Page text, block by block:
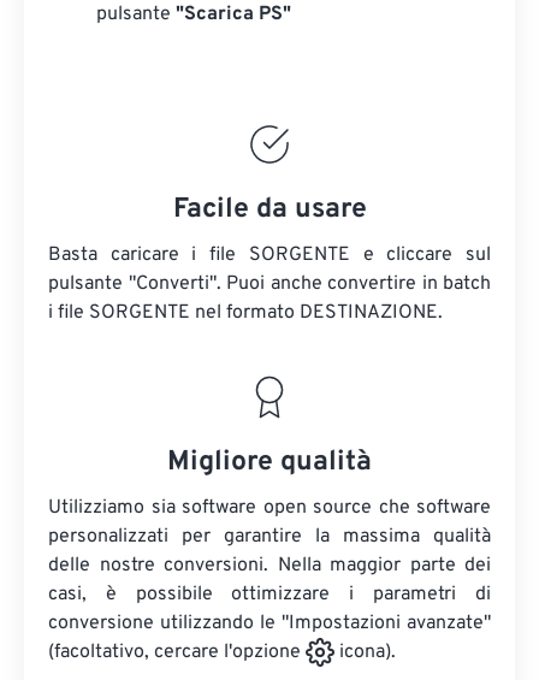
pulsante "Scarica PS"
Facile da usare
Basta caricare i file SORGENTE e cliccare sul
pulsante "Converti". Puoi anche convertire in batch
i file SORGENTE nel formato DESTINAZIONE.
Migliore qualità
Utilizziamo sia software open source che software
personalizzati per garantire la massima qualità
delle nostre conversioni. Nella maggior parte dei
casi, è possibile ottimizzare i parametri di
conversione utilizzando le "Impostazioni avanzate"
(facoltativo, cercare l'opzione
icona).